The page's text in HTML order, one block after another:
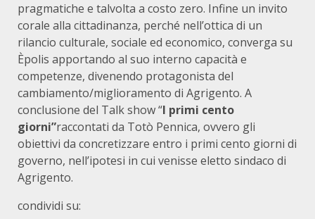
pragmatiche e talvolta a costo zero. Infine un invito
corale alla cittadinanza, perché nell’ottica di un
rilancio culturale, sociale ed economico, converga su
Èpolis apportando al suo interno capacità e
competenze, divenendo protagonista del
cambiamento/miglioramento di Agrigento. A
conclusione del Talk show “I primi cento
giorni”raccontati da Totò Pennica, ovvero gli
obiettivi da concretizzare entro i primi cento giorni di
governo, nell’ipotesi in cui venisse eletto sindaco di
Agrigento.
condividi su: